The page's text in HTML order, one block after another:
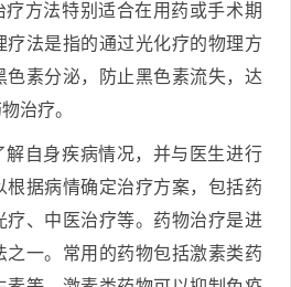
方法特别适合在用药或手术期
疗法是指的通过光化疗的物理方
色素分泌，防止黑色素流失，达
治疗。
解自身疾病情况，并与医生进行
根据病情确定治疗方案，包括药
疗、中医治疗等。药物治疗是进
之一。常用的药物包括激素类药